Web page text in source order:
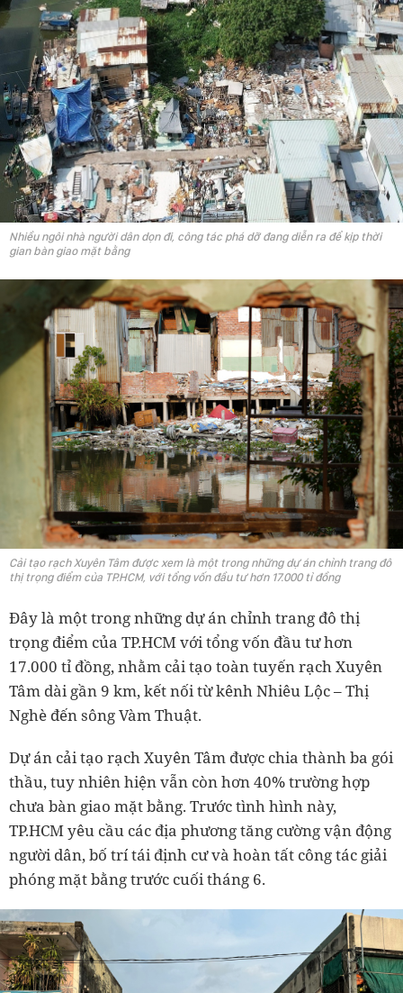
Nhiều ngôi nhà người dân dọn đi, công tác phá dỡ đang diễn ra để kịp thời
gian bàn giao mặt bằng
Cải tạo rạch Xuyên Tâm được xem là một trong những dự án chỉnh trang đô
thị trọng điểm của TP.HCM, với tổng vốn đầu tư hơn 17.000 tỉ đồng
Đây là một trong những dự án chỉnh trang đô thị
trọng điểm của TP.HCM với tổng vốn đầu tư hơn
17.000 tỉ đồng, nhằm cải tạo toàn tuyến rạch Xuyên
Tâm dài gần 9 km, kết nối từ kênh Nhiêu Lộc – Thị
Nghè đến sông Vàm Thuật.
Dự án cải tạo rạch Xuyên Tâm được chia thành ba gói
thầu, tuy nhiên hiện vẫn còn hơn 40% trường hợp
chưa bàn giao mặt bằng. Trước tình hình này,
TP.HCM yêu cầu các địa phương tăng cường vận động
người dân, bố trí tái định cư và hoàn tất công tác giải
phóng mặt bằng trước cuối tháng 6.